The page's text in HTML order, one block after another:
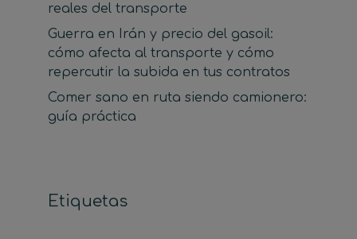
reales del transporte
Guerra en Irán y precio del gasoil:
cómo afecta al transporte y cómo
repercutir la subida en tus contratos
Comer sano en ruta siendo camionero:
guía práctica
Etiquetas